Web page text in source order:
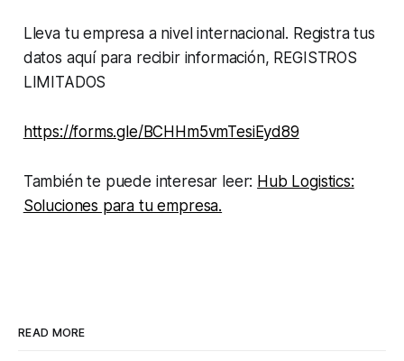
Lleva tu empresa a nivel internacional. Registra tus
datos aquí para recibir información, REGISTROS
LIMITADOS
https://forms.gle/BCHHm5vmTesiEyd89
También te puede interesar leer: Hub Logistics:
Soluciones para tu empresa.
READ MORE